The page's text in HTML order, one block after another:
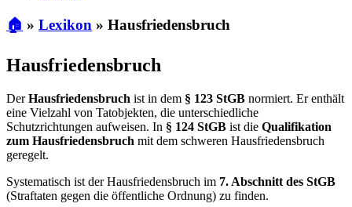
🏠 » Lexikon » Hausfriedensbruch
Hausfriedensbruch
DerHausfriedensbruch ist in dem § 123 StGB normiert. Er enthält
eine Vielzahl von Tatobjekten, die unterschiedliche
Schutzrichtungen aufweisen. In § 124 StGB ist die Qualifikation
zum Hausfriedensbruch mit dem schweren Hausfriedensbruch
geregelt.
Systematisch ist der Hausfriedensbruch im 7. Abschnitt des StGB
(Straftaten gegen die öffentliche Ordnung) zu finden.